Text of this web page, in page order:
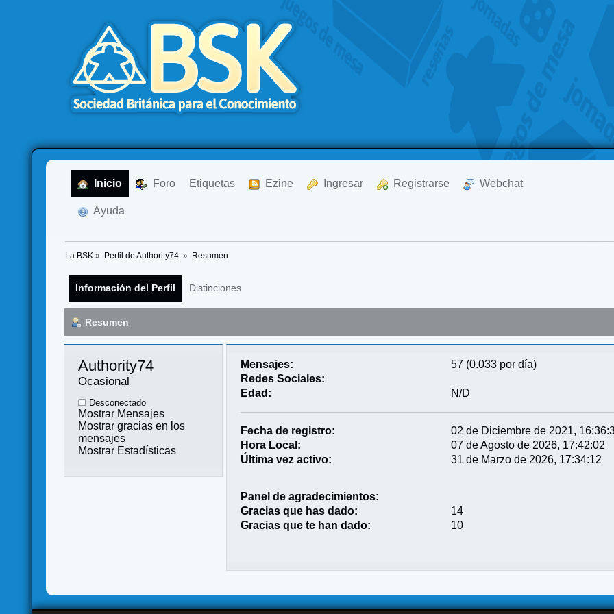
Inicio Foro Etiquetas Ezine Ingresar Registrarse Webchat
Ayuda
La BSK » Perfil de Authority74 » Resumen
Información del Perfil Distinciones
Resumen
Authority74
Ocasional
Desconectado
Mostrar Mensajes
Mostrar gracias en los
mensajes
Mostrar Estadísticas
Mensajes:
57 (0.033 por día)
Redes Sociales:
Edad:
N/D
Fecha de registro:
02 de Diciembre de 2021,
Hora Local:
07 de Agosto de 2026, 17:42:02
Última vez activo:
31 de Marzo de 2026, 17:34:12
Panel de agradecimientos:
Gracias que has dado:
14
Gracias que te han dado:
10